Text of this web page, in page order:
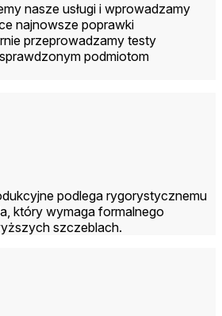
nasze usługi i wprowadzamy
najnowsze poprawki
przeprowadzamy testy
podmiotom
podlega rygorystycznemu
który wymaga formalnego
szczeblach.